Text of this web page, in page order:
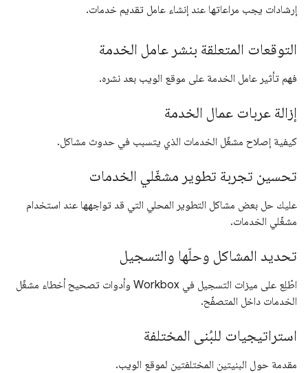
إرشادات يجب مراعاتها عند إنشاء عامل تقديم خدمات.
التوقعات المتعلقة بنشر عامل الخدمة
فهم تأثير عامل الخدمة على موقع الويب بعد نشره.
إزالة عربات عمال الخدمة
كيفية إصلاح مشغّل الخدمات الذي يتسبب في حدوث مشاكل.
تحسين تجربة تطوير مشغّلي الخدمات
عليك حل بعض مشاكل التطوير المحلي التي قد تواجهها عند استخدام
مشغّلي الخدمات.
تحديد المشاكل وحلّها والتسجيل
اطّلِع على ميزات التسجيل في Workbox وأدوات تصحيح أخطاء مشغّل
الخدمات داخل المتصفّح.
استراتيجيات للبُنى المختلفة
مقدمة حول البنيتين المختلفتين لموقع الويب.